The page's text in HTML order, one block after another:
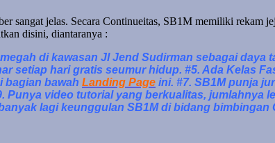
sangat jelas. Secara Continueitas, SB1M memiliki rekam
disini, diantaranya :
di kawasan Jl Jend Sudirman sebagai
setiap hari gratis seumur hidup. #5. Ada Kelas
bagian bawah Landing Page ini. #7. SB1M punja
Punya video tutorial yang berkualitas,
lagi keunggulan SB1M di bidang